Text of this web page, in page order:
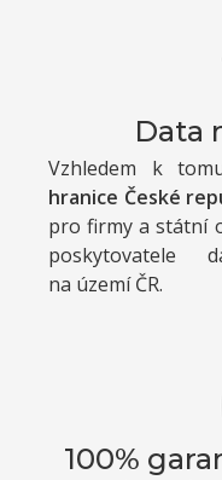
Data
Vzhledem k
hranice České
pro firmy a státní
poskytovatele
na území ČR.
100%